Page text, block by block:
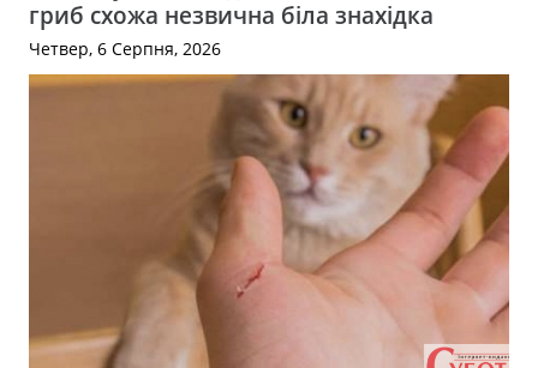
гриб схожа незвична біла знахідка
Четвер, 6 Серпня, 2026